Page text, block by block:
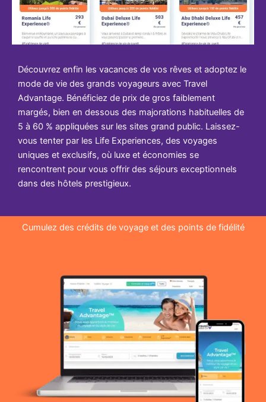
Découvrez enfin les vacances de vos rêves et adoptez le
mode de vie des grands voyageurs avec Travel
Advantage. Bénéficiez de prix de gros faiblement
margés, bien en dessous des majorations habituelles de
5 à 60 % appliquées sur les sites grand public. Laissez-
vous tenter par les Life Experiences, des voyages
uniques et exclusifs, où luxe et économies se
rencontrent pour vous offrir des séjours exceptionnels
dans des hôtels prestigieux.
Cumulez des crédits de voyage et des points de fidélité